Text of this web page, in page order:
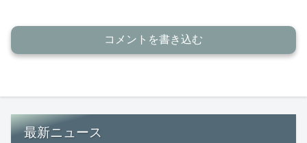
コメントを書き込む
最新ニュース